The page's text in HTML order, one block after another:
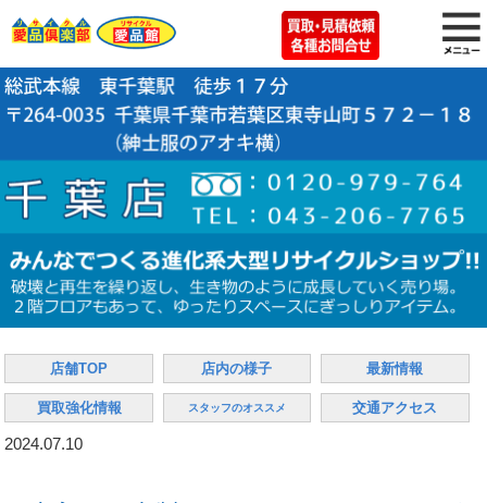
店舗TOP 店内の様子 最新情報
買取強化情報 スタッフのオススメ 交通アクセス
2024.07.10